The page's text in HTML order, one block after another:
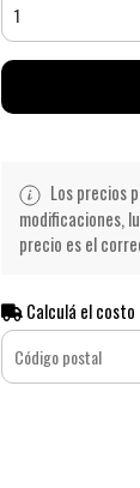
Los precios
modificaciones,
precio es el
Calculá el costo